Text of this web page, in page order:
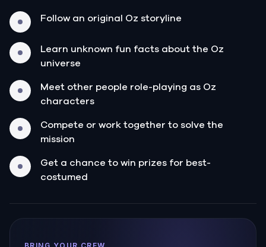
Follow an original Oz storyline
Learn unknown fun facts about the Oz
universe
Meet other people role-playing as Oz
characters
Compete or work together to solve the
mission
Get a chance to win prizes for best-
costumed